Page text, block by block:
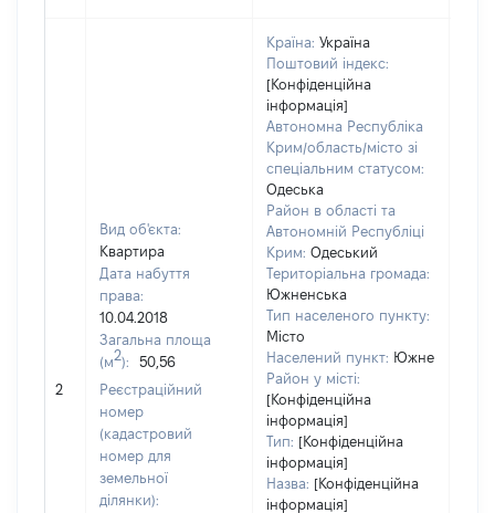
2
Вид об'єкта:
Квартира
Дата набуття
права:
10.04.2018
Загальна площа
(м2):
50,56
Реєстраційний
номер
(кадастровий
номер для
земельної
ділянки):
Країна: Україна
Поштовий індекс:
[Конфіденційна
інформація]
Автономна Республіка
Крим/область/місто зі
спеціальним статусом:
Одеська
Район в області та
Автономній Республіці
Крим: Одеський
Територіальна громада:
Южненська
Тип населеного пункту:
Місто
Населений пункт: Южне
Район у місті:
[Конфіденційна
інформація]
Тип: [Конфіденційна
інформація]
Назва: [Конфіденційна
інформація]